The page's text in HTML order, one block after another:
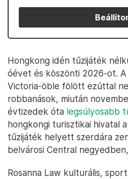
Hongkong idén tűzijáték
óévet és köszönti 2026-ot. A
Victoria-öble fölött ezúttal
robbanások, miután
évtizedek óta legsúlyosabb
hongkongi turisztikai hivatal
tűzijáték helyett szerdára
belvárosi Central negyedben,
Rosanna Law kulturális,